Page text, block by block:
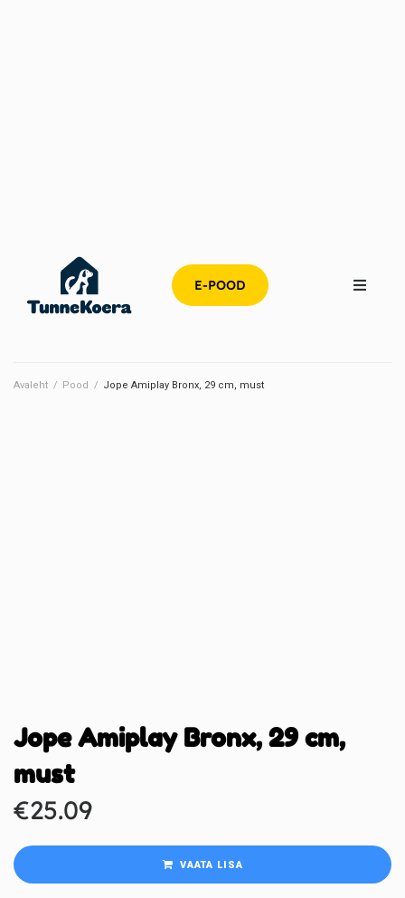
E-POOD
Avaleht / Pood / Jope Amiplay Bronx, 29 cm, must
Jope Amiplay Bronx, 29 cm,
must
€25.09
VAATA LISA